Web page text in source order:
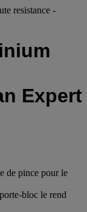
resistance -
Expert
de pince pour le
bloc le rend